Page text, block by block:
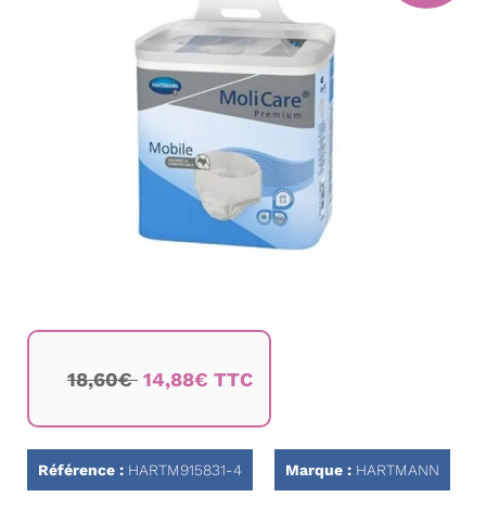
Passer
la
Galerie
d’images
18,60€ 14,88€ TTC
Référence : HARTM915831-4 Marque : HARTMANN